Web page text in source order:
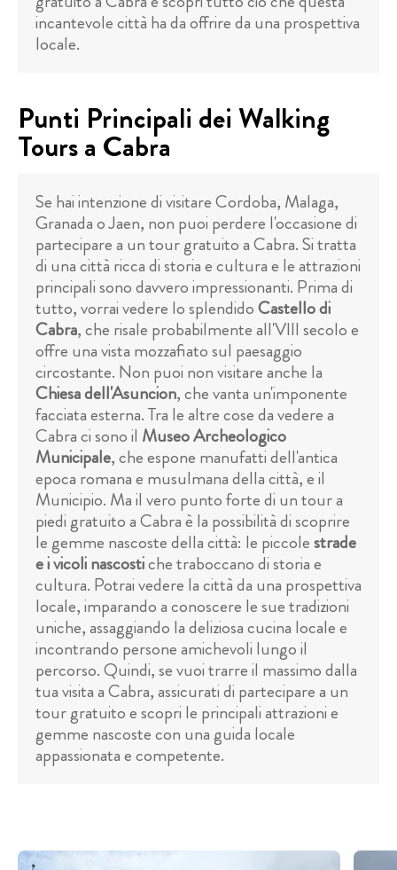
incantevole città ha da offrire da una prospettiva
locale.
Punti Principali dei Walking
Tours a Cabra
Se hai intenzione di visitare Cordoba, Malaga,
Granada o Jaen, non puoi perdere l'occasione di
partecipare a un tour gratuito a Cabra. Si tratta
di una città ricca di storia e cultura e le attrazioni
principali sono davvero impressionanti. Prima di
tutto, vorrai vedere lo splendidoCastello di
Cabra, che risale probabilmente all'VIII secolo e
offre una vista mozzafiato sul paesaggio
circostante. Non puoi non visitare anche la
Chiesa dell'Asuncion, che vanta un'imponente
facciata esterna. Tra le altre cose da vedere a
Cabra ci sono il Museo Archeologico
Municipale, che espone manufatti dell'antica
epoca romana e musulmana della città, e il
Municipio. Ma il vero punto forte di un tour a
piedi gratuito a Cabra è la possibilità di scoprire
le gemme nascoste della città: le piccolestrade
e i vicoli nascostiche traboccano di storia e
cultura. Potrai vedere la città da una prospettiva
locale, imparando a conoscere le sue tradizioni
uniche, assaggiando la deliziosa cucina locale e
incontrando persone amichevoli lungo il
percorso. Quindi, se vuoi trarre il massimo dalla
tua visita a Cabra, assicurati di partecipare a un
tour gratuito e scopri le principali attrazioni e
gemme nascoste con una guida locale
appassionata e competente.